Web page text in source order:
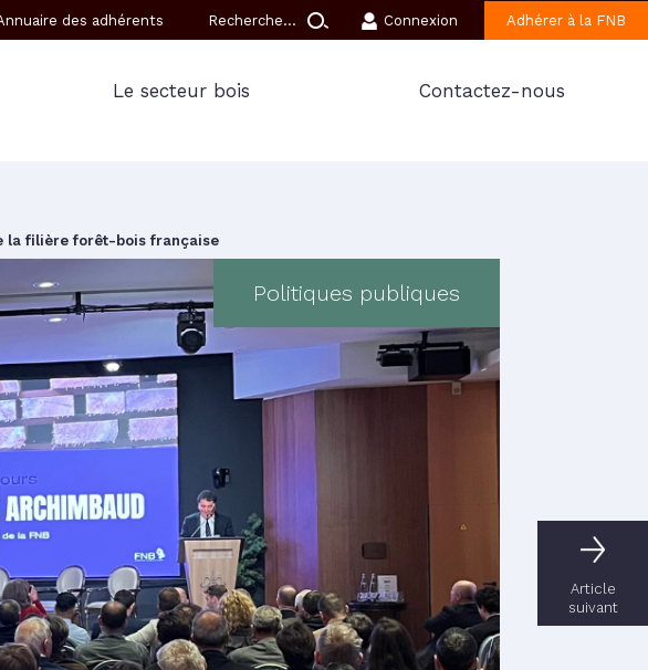
des adhérents Connexion Adhérer à la FNB
Le secteur bois Contactez-nous
la filière forêt-bois française
Politiques publiques
Article
suivant